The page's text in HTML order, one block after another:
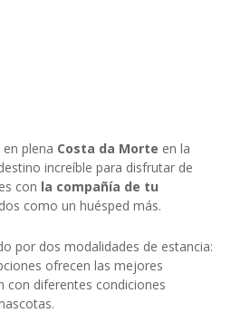
plena Costa da Morte en la
increíble para disfrutar de
con la compañía de tu
como un huésped más.
por dos modalidades de estancia:
ofrecen las mejores
con diferentes condiciones